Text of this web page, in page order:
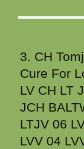
3. CH
Cure For
LV CH LT
JCH
LTJV 06
LVV 04